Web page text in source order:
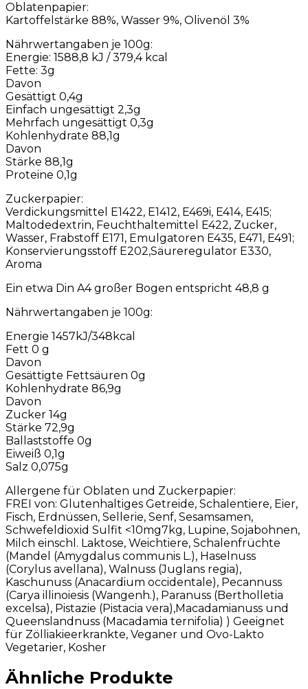
Oblatenpapier:
Kartoffelstärke 88%, Wasser 9%, Olivenöl 3%
Nährwertangaben je 100g:
Energie: 1588,8 kJ / 379,4 kcal
Fette: 3g
Davon
Gesättigt 0,4g
Einfach ungesättigt 2,3g
Mehrfach ungesättigt 0,3g
Kohlenhydrate 88,1g
Davon
Stärke 88,1g
Proteine 0,1g
Zuckerpapier:
Verdickungsmittel E1422, E1412, E469i, E414, E415;
Maltodedextrin, Feuchthaltemittel E422, Zucker,
Wasser, Frabstoff E171, Emulgatoren E435, E471, E491;
Konservierungsstoff E202,Säureregulator E330,
Aroma
Ein etwa Din A4 großer Bogen entspricht 48,8 g
Nährwertangaben je 100g:
Energie 1457kJ/348kcal
Fett 0 g
Davon
Gesättigte Fettsäuren 0g
Kohlenhydrate 86,9g
Davon
Zucker 14g
Stärke 72,9g
Ballaststoffe 0g
Eiweiß 0,1g
Salz 0,075g
Allergene für Oblaten und Zuckerpapier:
FREI von: Glutenhaltiges Getreide, Schalentiere, Eier,
Fisch, Erdnüssen, Sellerie, Senf, Sesamsamen,
Schwefeldioxid Sulfit <10mg7kg, Lupine, Sojabohnen,
Milch einschl. Laktose, Weichtiere, Schalenfrüchte
(Mandel (Amygdalus communis L.), Haselnuss
(Corylus avellana), Walnuss (Juglans regia),
Kaschunuss (Anacardium occidentale), Pecannuss
(Carya illinoiesis (Wangenh.), Paranuss (Bertholletia
excelsa), Pistazie (Pistacia vera),Macadamianuss und
Queenslandnuss (Macadamia ternifolia) ) Geeignet
für Zölliakieerkrankte, Veganer und Ovo-Lakto
Vegetarier, Kosher
Ähnliche Produkte